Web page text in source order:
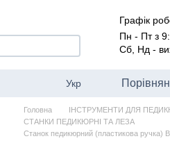
Графік
Пн - Пт з
Сб, Нд -
Укр
Головна
ІНСТРУМЕНТИ ДЛЯ
СТАНКИ ПЕДИКЮРНІ ТА ЛЕЗА
Станок педикюрний (пластикова ручка)